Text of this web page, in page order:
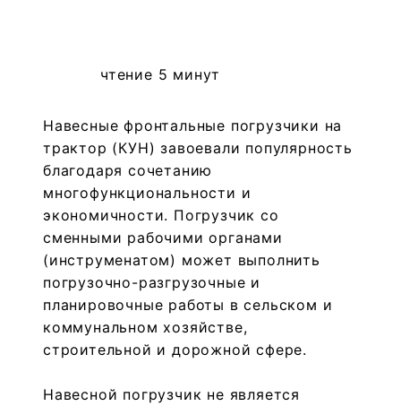
чтение 5 минут
Навесные фронтальные погрузчики на
трактор (КУН) завоевали популярность
благодаря сочетанию
многофункциональности и
экономичности. Погрузчик со
сменными рабочими органами
(инструменатом) может выполнить
погрузочно-разгрузочные и
планировочные работы в сельском и
коммунальном хозяйстве,
строительной и дорожной сфере.
Навесной погрузчик не является